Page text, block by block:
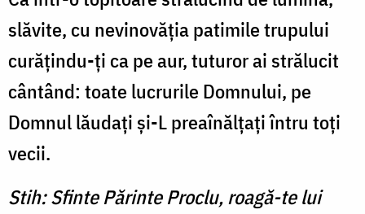
slăvite, cu nevinovăţia patimile trupului
curăţindu-ţi ca pe aur, tuturor ai strălucit
cântând: toate lucrurile Domnului, pe
Domnul lăudaţi şi-L preaînălţaţi întru toţi
vecii.
Stih: Sfinte Părinte Proclu, roagă-te lui